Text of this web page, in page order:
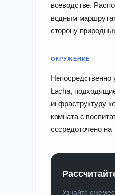
воеводстве.
водным
сторону
ОКРУЖЕНИЕ
Непосредственно
Łacha,
инфраструктуру
комната с
сосредоточено на
Узнайте